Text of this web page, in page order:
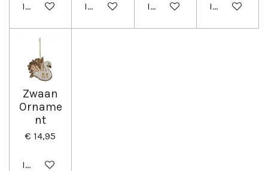
In winkelwagenIn winkelwagenIn winkelwagenIn
Zwaan
Orname
nt
€ 14,95
In winkelwagen